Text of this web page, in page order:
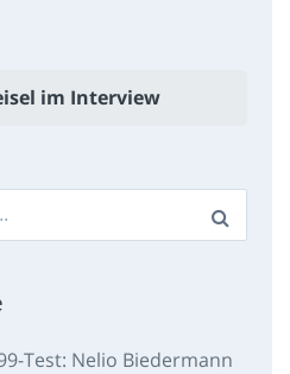
im Interview
Test: Nelio Biedermann